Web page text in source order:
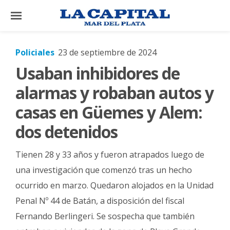
×
El
País
Mundo
La
Cultura
Tecnología
Gastronomía
Policiales 23 de septiembre de 2024
Usaban inhibidores de
alarmas y robaban autos y
casas en Güemes y Alem:
dos detenidos
Tienen 28 y 33 años y fueron atrapados luego de
una investigación que comenzó tras un hecho
ocurrido en marzo. Quedaron alojados en la Unidad
Penal Nº 44 de Batán, a disposición del fiscal
Fernando Berlingeri. Se sospecha que también